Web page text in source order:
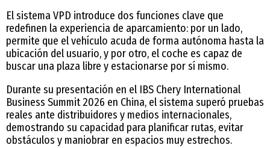
El sistema VPD introduce dos funciones clave que
redefinen la experiencia de aparcamiento: por un lado,
permite que el vehículo acuda de forma autónoma hasta la
ubicación del usuario, y por otro, el coche es capaz de
buscar una plaza libre y estacionarse por sí mismo.
Durante su presentación en el IBS Chery International
Business Summit 2026 en China, el sistema superó pruebas
reales ante distribuidores y medios internacionales,
demostrando su capacidad para planificar rutas, evitar
obstáculos y maniobrar en espacios muy estrechos.